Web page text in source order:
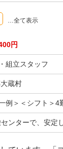
…全て表示
円
組立スタッフ
蔵村
ト＞4勤2休＜休日＞工場カレンダーによ
した暮らしを手に入れませんか？☆家具